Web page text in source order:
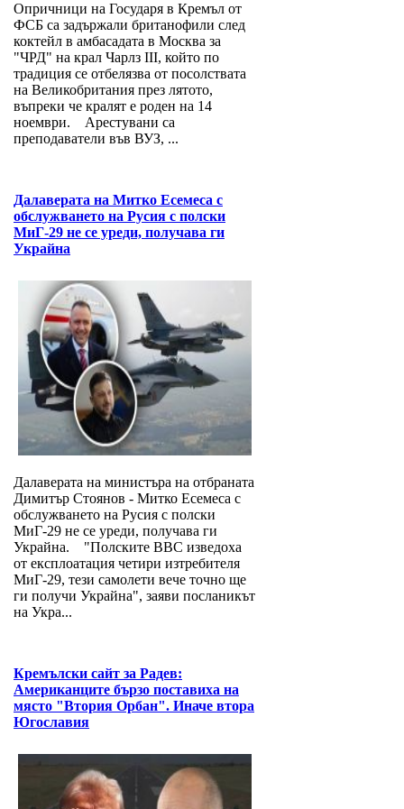
Опричници на Государя в Кремъл от
ФСБ са задържали британофили след
коктейл в амбасадата в Москва за
"ЧРД" на крал Чарлз III, който по
традиция се отбелязва от посолствата
на Великобритания през лятото,
въпреки че кралят е роден на 14
ноември. Арестувани са
преподаватели във ВУЗ, ...
Далаверата на Митко Есемеса с
обслужването на Русия с полски
МиГ-29 не се уреди, получава ги
Украйна
Далаверата на министъра на отбраната
Димитър Стоянов - Митко Есемеса с
обслужването на Русия с полски
МиГ-29 не се уреди, получава ги
Украйна. "Полските ВВС изведоха
от експлоатация четири изтребителя
МиГ-29, тези самолети вече точно ще
ги получи Украйна", заяви посланикът
на Укра...
Кремълски сайт за Радев:
Американците бързо поставиха на
място "Втория Орбан". Иначе втора
Югославия